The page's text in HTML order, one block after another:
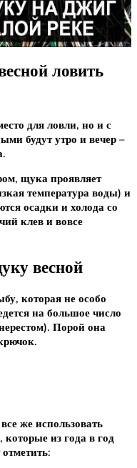
ловить
для ловли, но и с
будут утро и вечер –
щука проявляет
температура воды) и
осадки и холода со
клев и вовсе
весной
которая не особо
на большое число
Порой она
же использовать
из года в год